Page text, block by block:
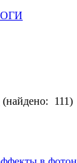
(найдено: 111)